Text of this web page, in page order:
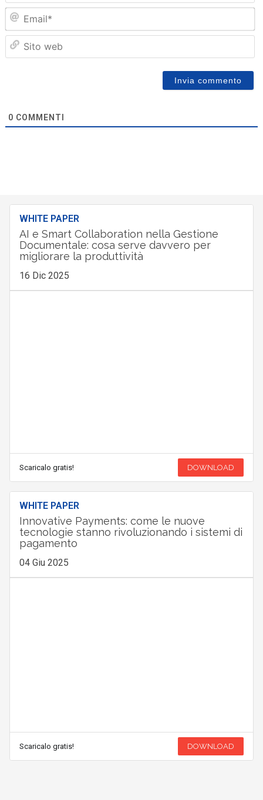
0 COMMENTI
WHITE PAPER
AI e Smart Collaboration nella Gestione
Documentale: cosa serve davvero per
migliorare la produttività
16 Dic 2025
Scaricalo gratis! DOWNLOAD
WHITE PAPER
Innovative Payments: come le nuove
tecnologie stanno rivoluzionando i sistemi di
pagamento
04 Giu 2025
Scaricalo gratis! DOWNLOAD